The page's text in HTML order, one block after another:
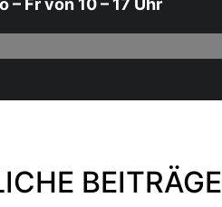
– Fr von 10 – 17 Uhr
BEITRÄGE